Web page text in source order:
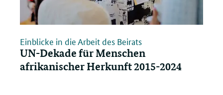
Einblicke in die Arbeit des Beirats
UN-Dekade für Menschen
afrikanischer Herkunft 2015-2024